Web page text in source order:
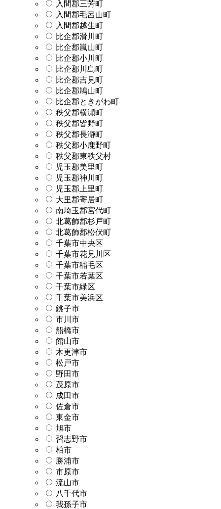
入間郡三芳町
入間郡毛呂山町
入間郡越生町
比企郡滑川町
比企郡嵐山町
比企郡小川町
比企郡川島町
比企郡吉見町
比企郡鳩山町
比企郡ときがわ町
秩父郡横瀬町
秩父郡皆野町
秩父郡長瀞町
秩父郡小鹿野町
秩父郡東秩父村
児玉郡美里町
児玉郡神川町
児玉郡上里町
大里郡寄居町
南埼玉郡宮代町
北葛飾郡杉戸町
北葛飾郡松伏町
千葉市中央区
千葉市花見川区
千葉市稲毛区
千葉市若葉区
千葉市緑区
千葉市美浜区
銚子市
市川市
船橋市
館山市
木更津市
松戸市
野田市
茂原市
成田市
佐倉市
東金市
旭市
習志野市
柏市
勝浦市
市原市
流山市
八千代市
我孫子市